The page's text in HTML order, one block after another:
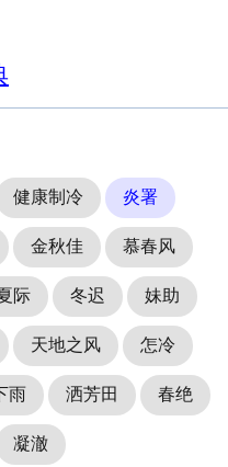
健康制冷 炎署
金秋佳 慕春风
际 冬迟 妹助
天地之风 怎冷
雨 洒芳田 春绝
凝澈